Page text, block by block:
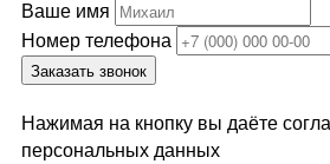
Ваше имя
Номер телефона
Заказать звонок
Нажимая на кнопку вы даёте
персональных данных